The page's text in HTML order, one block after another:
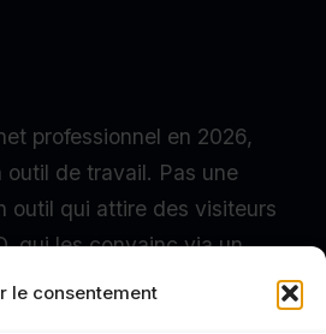
le consentement
professionnel en 2026,
de travail. Pas une
outil qui attire des visiteurs
qui les convainc via un
honnête, et qui les
de contact clair. Ça